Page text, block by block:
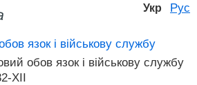
Укр Рус
язок і військову службу
обов язок і військову службу
XII